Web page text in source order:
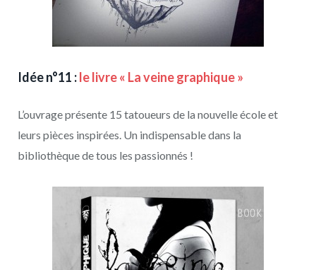
Idée n°11 :le livre « La veine graphique »
L’ouvrage présente 15 tatoueurs de la nouvelle école et
leurs pièces inspirées. Un indispensable dans la
bibliothèque de tous les passionnés !